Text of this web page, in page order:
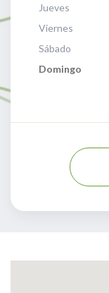
Jueves
Viernes
Sábado
Domingo